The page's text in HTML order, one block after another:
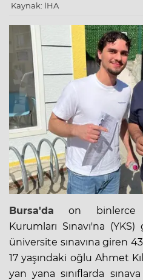
Kaynak: İHA
Bursa'da on binlerce
Kurumları Sınavı'na
üniversite sınavına giren
17 yaşındaki oğlu Ahmet
yan yana sınıflarda